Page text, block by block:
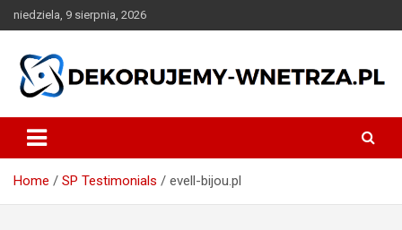
Skip
to
niedziela, 9 sierpnia, 2026
dekorujemy-wnetrza.pl
Home SP Testimonials evell-bijou.pl